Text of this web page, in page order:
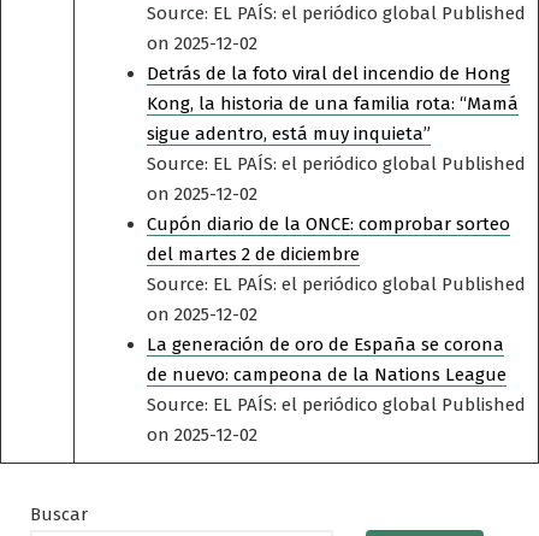
Source: EL PAÍS: el periódico global Published
on 2025-12-02
Detrás de la foto viral del incendio de Hong
Kong, la historia de una familia rota: “Mamá
sigue adentro, está muy inquieta”
Source: EL PAÍS: el periódico global Published
on 2025-12-02
Cupón diario de la ONCE: comprobar sorteo
del martes 2 de diciembre
Source: EL PAÍS: el periódico global Published
on 2025-12-02
La generación de oro de España se corona
de nuevo: campeona de la Nations League
Source: EL PAÍS: el periódico global Published
on 2025-12-02
Buscar